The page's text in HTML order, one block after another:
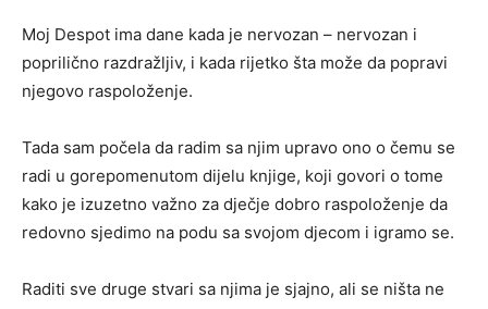
Moj Despot ima dane kada je nervozan – nervozan i
poprilično razdražljiv, i kada rijetko šta može da popravi
njegovo raspoloženje.
Tada sam počela da radim sa njim upravo ono o čemu se
radi u gorepomenutom dijelu knjige, koji govori o tome
kako je izuzetno važno za dječje dobro raspoloženje da
redovno sjedimo na podu sa svojom djecom i igramo se.
Raditi sve druge stvari sa njima je sjajno, ali se ništa ne